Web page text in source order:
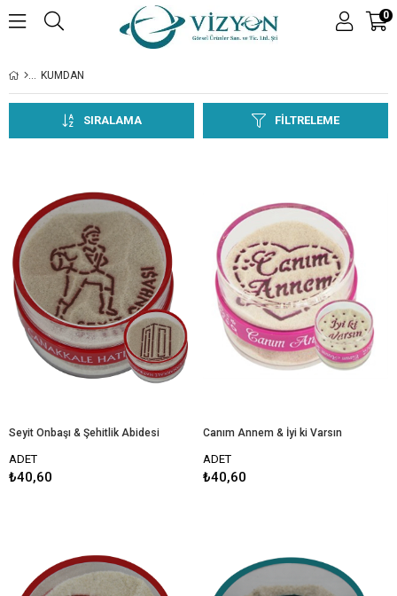
0
KUMDAN
FILTRELEME
SIRALAMA
Seyit Onbaşı & Şehitlik Abidesi
ADET
₺40,60
Canım Annem & İyi ki Varsın
ADET
₺40,60